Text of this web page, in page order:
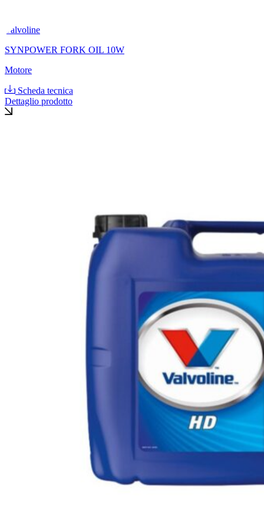
Valvoline
SYNPOWER FORK OIL 10W
Motore
Scheda tecnica
Dettaglio prodotto